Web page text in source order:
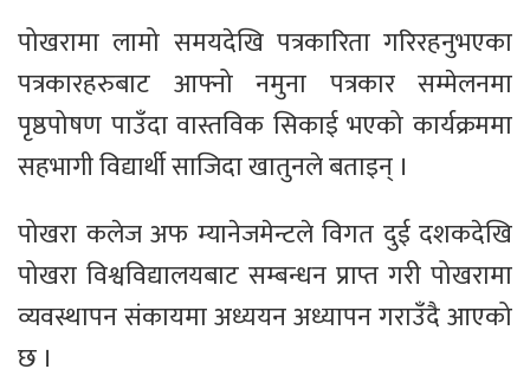
पोखरामा लामो समयदेखि पत्रकारिता गरिरहनुभएका
पत्रकारहरुबाट आफ्नो नमुना पत्रकार सम्मेलनमा
पृष्ठपोषण पाउँदा वास्तविक सिकाई भएको कार्यक्रममा
सहभागी विद्यार्थी साजिदा खातुनले बताइन् ।
पोखरा कलेज अफ म्यानेजमेन्टले विगत दुई दशकदेखि
पोखरा विश्वविद्यालयबाट सम्बन्धन प्राप्त गरी पोखरामा
व्यवस्थापन संकायमा अध्ययन अध्यापन गराउँदै आएको
छ ।